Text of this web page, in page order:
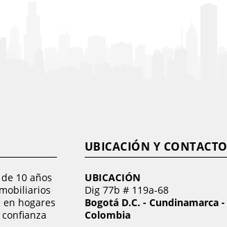
10 años
hogares
UBICACIÓN Y CONTACTO
UBICACIÓN
Dig 77b # 119a-68
Bogotá D.C. - Cundinamarca -
Colombia